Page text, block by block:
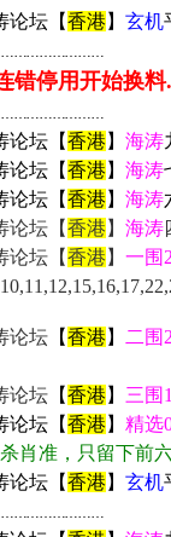
论坛【香港 】 玄机
错停用开始换料
论坛【香港 】 海涛
论坛【香港 】 海涛
论坛【香港 】 海涛
论坛【香港 】 海涛
论坛【香港 】 一围
论坛 【香港 】
二围
论坛 【香港 】 三围
论坛【香港 】 精选
肖准，只留下前
论坛【香港 】 玄机